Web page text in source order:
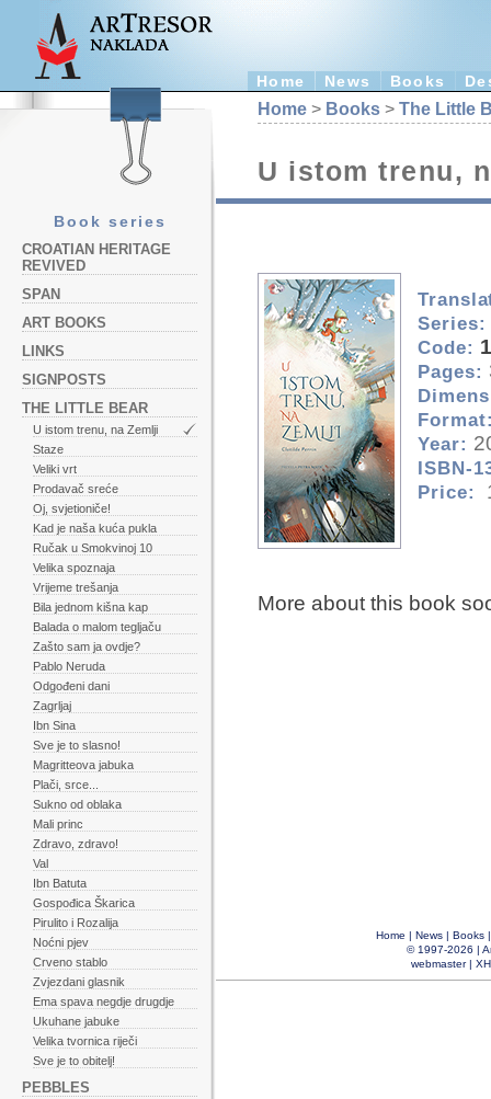
Home News Books
Book series
CROATIAN HERITAGE
REVIVED
SPAN
ART BOOKS
LINKS
SIGNPOSTS
THE LITTLE BEAR
U istom trenu, na Zemlji
Staze
Veliki vrt
Prodavač sreće
Oj, svjetioniče!
Kad je naša kuća pukla
Ručak u Smokvinoj 10
Velika spoznaja
Vrijeme trešanja
Bila jednom kišna kap
Balada o malom tegljaču
Zašto sam ja ovdje?
Pablo Neruda
Odgođeni dani
Zagrljaj
Ibn Sina
Sve je to slasno!
Magritteova jabuka
Plači, srce...
Sukno od oblaka
Mali princ
Zdravo, zdravo!
Val
Ibn Batuta
Gospođica Škarica
Pirulito i Rozalija
Noćni pjev
Crveno stablo
Zvjezdani glasnik
Ema spava negdje drugdje
Ukuhane jabuke
Velika tvornica riječi
Sve je to obitelj!
PEBBLES
Home > Books > The Little
U istom trenu,
Series:
Code:
Pages:
Year:
ISBN-
Price:
More about this book
Home | News| Books
© 1997-2026 |
webmaster|